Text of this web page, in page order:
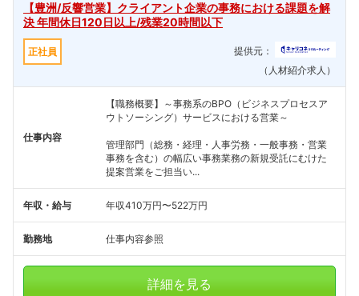
【豊洲/反響営業】クライアント企業の事務における課題を解
決 年間休日120日以上/残業20時間以下
正社員
提供元：
（人材紹介求人）
仕事内容
【職務概要】～事務系のBPO（ビジネスプロセスア
ウトソーシング）サービスにおける営業～
管理部門（総務・経理・人事労務・一般事務・営業
事務を含む）の幅広い事務業務の新規受託にむけた
提案営業をご担当い...
年収・給与 年収410万円〜522万円
勤務地 仕事内容参照
詳細を見る